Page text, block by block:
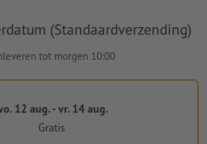
(Standaardverzending)
tot morgen 10:00
12 aug. - vr. 14 aug.
Gratis